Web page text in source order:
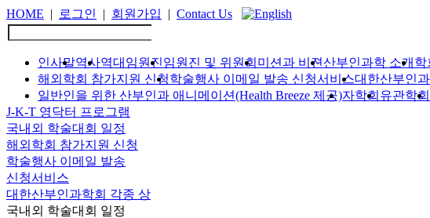
HOME | 로그인 | 회원가입 | Contact Us
인사말역사역대임원진임원진 및 위원회 미션과 비젼산부인과학 소개 학
해외학회 참가지원 신청학술행사 이메일 발송 신청서비스대한산부인
일반인을 위한 산부인과 애니메이션(Health Breeze 제공)자학회 유관학회
J-K-T 영닥터 프로그램
국내외 학술대회 일정
해외학회 참가지원 신청
학술행사 이메일 발송
신청서비스
대한산부인과학회 각종 상
국내외 학술대회 일정